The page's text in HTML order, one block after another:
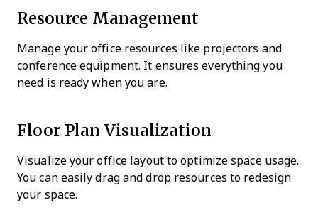
Resource Management
Manage your office resources like projectors and
conference equipment. It ensures everything you
need is ready when you are.
Floor Plan Visualization
Visualize your office layout to optimize space usage.
You can easily drag and drop resources to redesign
your space.